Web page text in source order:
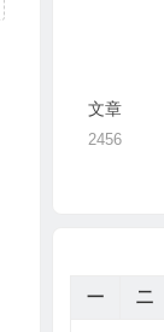
文章
2456
一
二